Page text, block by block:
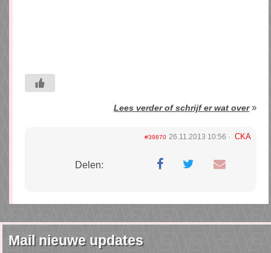
Lees verder of schrijf er wat over»
#39870 26.11.2013 10:56 CKA
Delen:
Mail nieuwe updates